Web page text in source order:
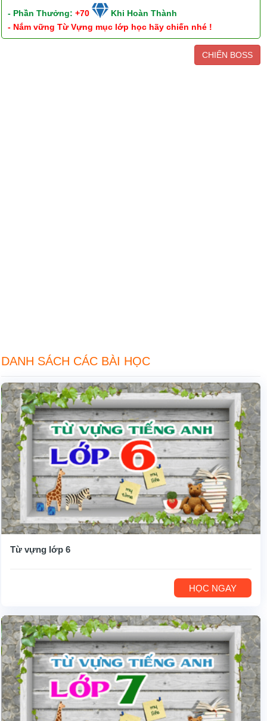
- Phần Thưởng:+70
Khi Hoàn Thành
- Nắm vững Từ Vựng mục lớp học hãy chiến nhé !
CHIẾN BOSS
DANH SÁCH CÁC BÀI HỌC
Từ vựng lớp 6
HỌC NGAY